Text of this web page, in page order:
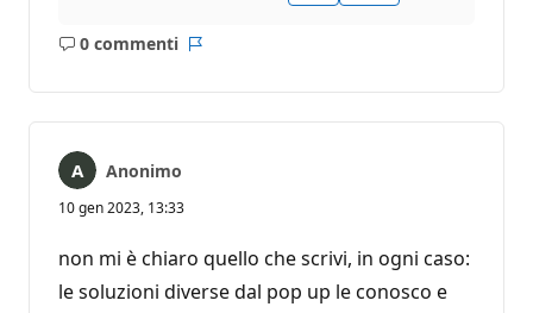
0 commenti
Nessun
Anonimo
10 gen 2023, 13:33
non mi è chiaro quello che scrivi, in ogni caso:
le soluzioni diverse dal pop up le conosco e